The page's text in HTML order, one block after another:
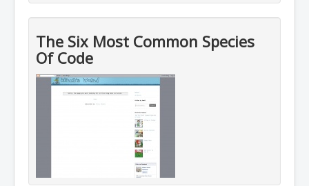
The Six Most Common Species
Of Code